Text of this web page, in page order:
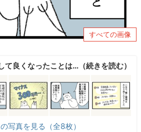
すべての画像
て良くなったことは…（続きを読む）
写真を見る（全8枚）